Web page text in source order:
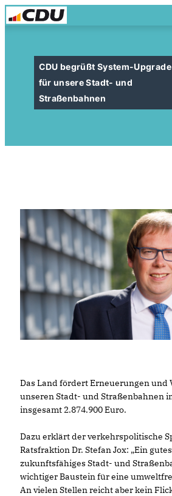
CDU begrüßt System-Upgrade
für unsere Stadt- und
Straßenbahnen
Das Land fördert Erneuerungen und
unseren Stadt- und Straßenbahnen
insgesamt 2.874.900 Euro.
Dazu erklärt der verkehrspolitische
Ratsfraktion Dr. Stefan Jox: „Ein
zukunftsfähiges Stadt- und
wichtiger Baustein für eine
An vielen Stellen reicht aber kein